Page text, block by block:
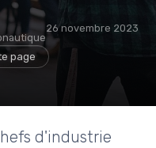
26 novembre 2023
page
d'industrie